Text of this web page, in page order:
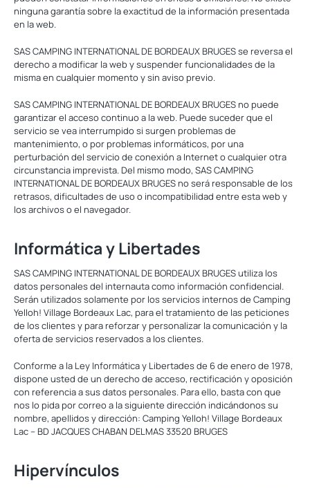
ninguna garantía sobre la exactitud de la información presentada
en la web.
SAS CAMPING INTERNATIONAL DE BORDEAUX BRUGES se reversa el
derecho a modificar la web y suspender funcionalidades de la
misma en cualquier momento y sin aviso previo.
SAS CAMPING INTERNATIONAL DE BORDEAUX BRUGES no puede
garantizar el acceso continuo a la web. Puede suceder que el
servicio se vea interrumpido si surgen problemas de
mantenimiento, o por problemas informáticos, por una
perturbación del servicio de conexión a Internet o cualquier otra
circunstancia imprevista. Del mismo modo, SAS CAMPING
INTERNATIONAL DE BORDEAUX BRUGES no será responsable de los
retrasos, dificultades de uso o incompatibilidad entre esta web y
los archivos o el navegador.
Informática y Libertades
SAS CAMPING INTERNATIONAL DE BORDEAUX BRUGES utiliza los
datos personales del internauta como información confidencial.
Serán utilizados solamente por los servicios internos de Camping
Yelloh! Village Bordeaux Lac, para el tratamiento de las peticiones
de los clientes y para reforzar y personalizar la comunicación y la
oferta de servicios reservados a los clientes.
Conforme a la Ley Informática y Libertades de 6 de enero de 1978,
dispone usted de un derecho de acceso, rectificación y oposición
con referencia a sus datos personales. Para ello, basta con que
nos lo pida por correo a la siguiente dirección indicándonos su
nombre, apellidos y dirección: Camping Yelloh! Village Bordeaux
Lac – BD JACQUES CHABAN DELMAS 33520 BRUGES
Hipervínculos